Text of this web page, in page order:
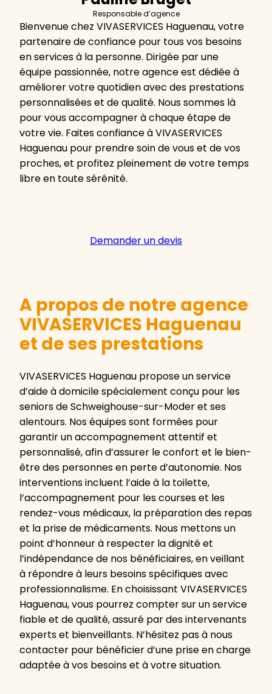
Responsable d’agence
Bienvenue chez VIVASERVICES Haguenau, votre
partenaire de confiance pour tous vos besoins
en services à la personne. Dirigée par une
équipe passionnée, notre agence est dédiée à
améliorer votre quotidien avec des prestations
personnalisées et de qualité. Nous sommes là
pour vous accompagner à chaque étape de
votre vie. Faites confiance à VIVASERVICES
Haguenau pour prendre soin de vous et de vos
proches, et profitez pleinement de votre temps
libre en toute sérénité.
Demander un devis
A propos de notre agence
VIVASERVICES Haguenau
et de ses prestations
VIVASERVICES Haguenau propose un service
d’aide à domicile spécialement conçu pour les
seniors de Schweighouse-sur-Moder et ses
alentours. Nos équipes sont formées pour
garantir un accompagnement attentif et
personnalisé, afin d’assurer le confort et le bien-
être des personnes en perte d’autonomie. Nos
interventions incluent l’aide à la toilette,
l’accompagnement pour les courses et les
rendez-vous médicaux, la préparation des repas
et la prise de médicaments. Nous mettons un
point d’honneur à respecter la dignité et
l’indépendance de nos bénéficiaires, en veillant
à répondre à leurs besoins spécifiques avec
professionnalisme. En choisissant VIVASERVICES
Haguenau, vous pourrez compter sur un service
fiable et de qualité, assuré par des intervenants
experts et bienveillants. N’hésitez pas à nous
contacter pour bénéficier d’une prise en charge
adaptée à vos besoins et à votre situation.